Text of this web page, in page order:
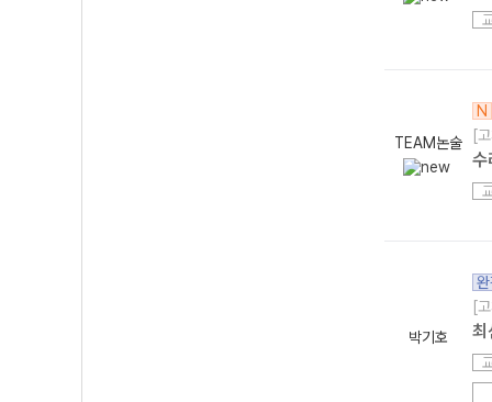
TEAM논술
N
[
수
박기호
[